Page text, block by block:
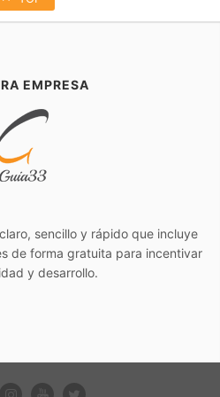
EMPRESA
sencillo y rápido que incluye
de forma gratuita para incentivar
y desarrollo.